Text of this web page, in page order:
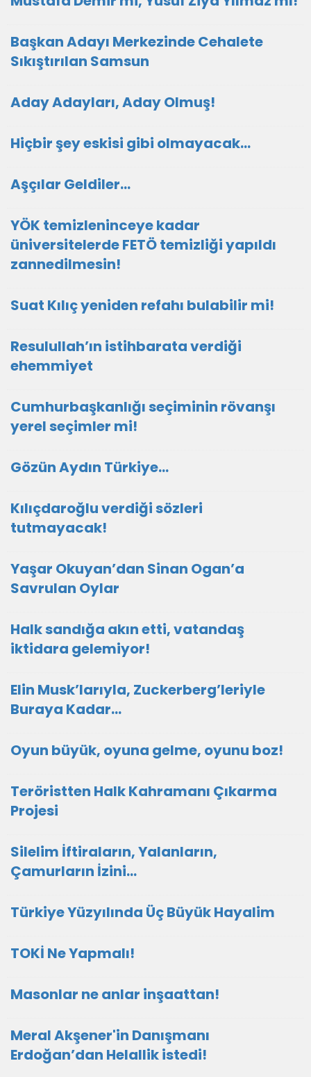
Başkan Adayı Merkezinde Cehalete
Sıkıştırılan Samsun
Aday Adayları, Aday Olmuş!
Hiçbir şey eskisi gibi olmayacak…
Aşçılar Geldiler…
YÖK temizleninceye kadar
üniversitelerde FETÖ temizliği yapıldı
zannedilmesin!
Suat Kılıç yeniden refahı bulabilir mi!
Resulullah’ın istihbarata verdiği
ehemmiyet
Cumhurbaşkanlığı seçiminin rövanşı
yerel seçimler mi!
Gözün Aydın Türkiye…
Kılıçdaroğlu verdiği sözleri
tutmayacak!
Yaşar Okuyan’dan Sinan Ogan’a
Savrulan Oylar
Halk sandığa akın etti, vatandaş
iktidara gelemiyor!
Elin Musk’larıyla, Zuckerberg’leriyle
Buraya Kadar…
Oyun büyük, oyuna gelme, oyunu boz!
Teröristten Halk Kahramanı Çıkarma
Projesi
Silelim İftiraların, Yalanların,
Çamurların İzini…
Türkiye Yüzyılında Üç Büyük Hayalim
TOKİ Ne Yapmalı!
Masonlar ne anlar inşaattan!
Meral Akşener'in Danışmanı
Erdoğan’dan Helallik istedi!